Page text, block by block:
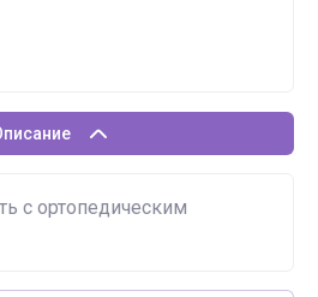
с ортопедическим